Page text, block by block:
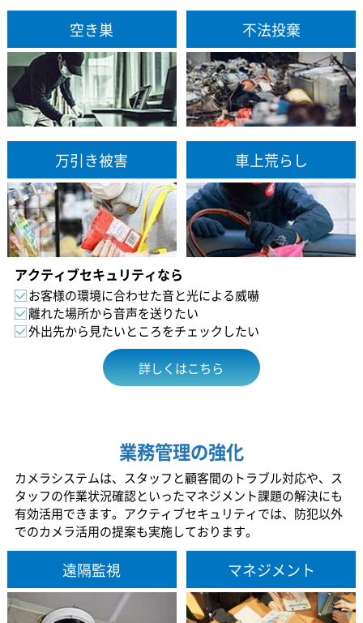
空き巣 不法投棄
万引き被害 車上荒らし
アクティブセキュリティなら
お客様の環境に合わせた音と光による威嚇
離れた場所から音声を送りたい
外出先から見たいところをチェックしたい
詳しくはこちら
業務管理の強化
カメラシステムは、スタッフと顧客間のトラブル対応や、ス
タッフの作業状況確認といったマネジメント課題の解決にも
有効活用できます。アクティブセキュリティでは、防犯以外
でのカメラ活用の提案も実施しております。
遠隔監視 マネジメント